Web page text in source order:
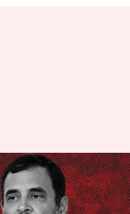
రాహుల్ గాంధీ
3వ తేదీకి